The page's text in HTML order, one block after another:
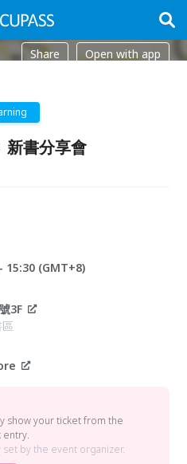
Share Open with app
新書分享會
15:30 (GMT+8)
3F
show your ticket from the
entry.
by the event organizer.